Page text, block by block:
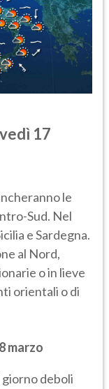
17
le
Sud. Nel
e Sardegna.
al Nord,
o in lieve
orientali o di
marzo
deboli